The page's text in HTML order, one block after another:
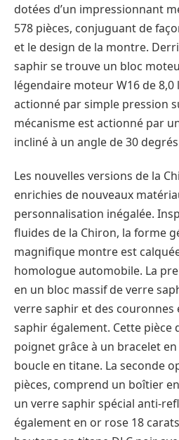
dotées d’un impressionnant
578 pièces, conjuguant de
et le design de la montre.
saphir se trouve un bloc
légendaire moteur W16 de
actionné par simple pression
mécanisme est actionné par
incliné à un angle de 30
Les nouvelles versions de la
enrichies de nouveaux
personnalisation inégalée.
fluides de la Chiron, la forme
magnifique montre est
homologue automobile. La
en un bloc massif de verre
verre saphir et des
saphir également. Cette pièce
poignet grâce à un bracelet
boucle en titane. La seconde
pièces, comprend un boîtier
un verre saphir spécial anti-
également en or rose 18